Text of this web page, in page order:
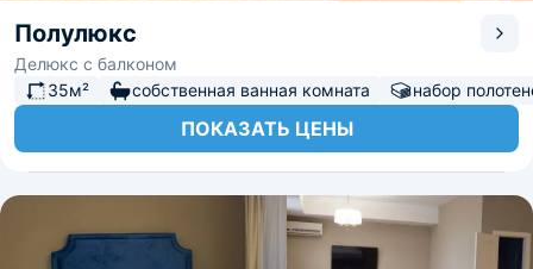
Полулюкс
Делюкс с балконом
35м²
собственная ванная комната набор
ПОКАЗАТЬ ЦЕНЫ